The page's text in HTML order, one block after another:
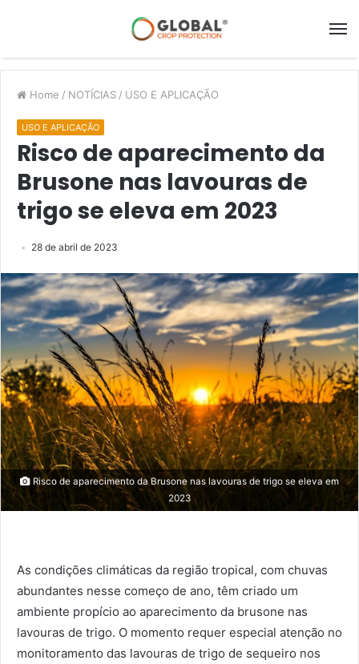
Home / NOTÍCIAS / USO E APLICAÇÃO
USO E APLICAÇÃO
Risco de aparecimento da
Brusone nas lavouras de
trigo se eleva em 2023
28 de abril de 2023
Risco de aparecimento da Brusone nas lavouras de trigo se eleva em
2023
As condições climáticas da região tropical, com chuvas
abundantes nesse começo de ano, têm criado um
ambiente propício ao aparecimento da brusone nas
lavouras de trigo. O momento requer especial atenção no
monitoramento das lavouras de trigo de sequeiro nos